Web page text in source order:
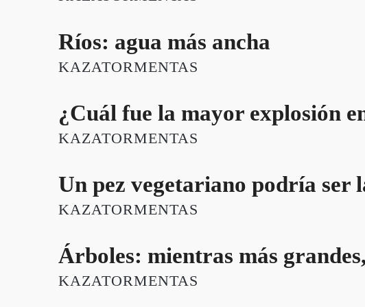
Ríos: agua más ancha
KAZATORMENTAS
¿Cuál fue la mayor explosión
KAZATORMENTAS
Un pez vegetariano podría ser
KAZATORMENTAS
Árboles: mientras más
KAZATORMENTAS